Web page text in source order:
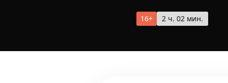
16+ 2 ч. 02 мин.